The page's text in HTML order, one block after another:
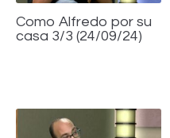
Como Alfredo por su
casa 3/3 (24/09/24)